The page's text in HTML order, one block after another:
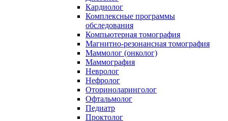
Кардиолог
Комплексные программы
обследования
Компьютерная томография
Магнитно-резонансная томография
Маммолог (онколог)
Маммография
Невролог
Нефролог
Оториноларинголог
Офтальмолог
Педиатр
Проктолог